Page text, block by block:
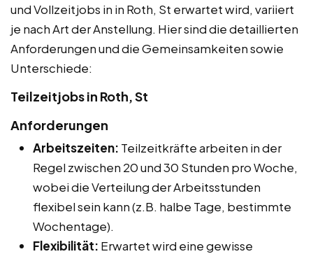
und Vollzeitjobs in in Roth, St erwartet wird, variiert
je nach Art der Anstellung. Hier sind die detaillierten
Anforderungen und die Gemeinsamkeiten sowie
Unterschiede:
Teilzeitjobs in Roth, St
Anforderungen
Arbeitszeiten: Teilzeitkräfte arbeiten in der
Regel zwischen 20 und 30 Stunden pro Woche,
wobei die Verteilung der Arbeitsstunden
flexibel sein kann (z.B. halbe Tage, bestimmte
Wochentage).
Flexibilität: Erwartet wird eine gewisse